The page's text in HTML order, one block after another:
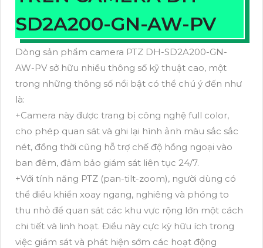
SD2A200-GN-AW-PV
Dòng sản phẩm camera PTZ DH-SD2A200-GN-
AW-PV sở hữu nhiều thông số kỹ thuật cao, một
trong những thông số nổi bật có thể chú ý đến như
là:
+Camera này được trang bị công nghệ full color,
cho phép quan sát và ghi lại hình ảnh màu sắc sắc
nét, đồng thời cũng hỗ trợ chế độ hồng ngoại vào
ban đêm, đảm bảo giám sát liên tục 24/7.
+Với tính năng PTZ (pan-tilt-zoom), người dùng có
thể điều khiển xoay ngang, nghiêng và phóng to
thu nhỏ để quan sát các khu vực rộng lớn một cách
chi tiết và linh hoạt. Điều này cực kỳ hữu ích trong
việc giám sát và phát hiện sớm các hoạt động